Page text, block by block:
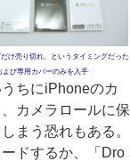
け売り切れ、というタイミングだった
よび専用カバーのみを入手
ちにiPhoneのカ
カメラロールに保
まう恐れもある。
ドするか、「Dro